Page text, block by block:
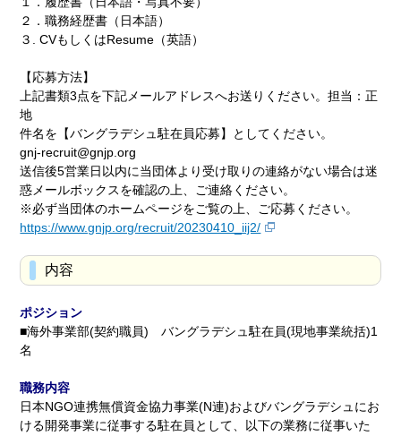
２．職務経歴書（日本語）
３. CVもしくはResume（英語）
【応募方法】
上記書類3点を下記メールアドレスへお送りください。担当：正
地
件名を【バングラデシュ駐在員応募】としてください。
gnj-recruit@gnjp.org
送信後5営業日以内に当団体より受け取りの連絡がない場合は迷
惑メールボックスを確認の上、ご連絡ください。
※必ず当団体のホームページをご覧の上、ご応募ください。
https://www.gnjp.org/recruit/20230410_iij2/
内容
ポジション
■海外事業部(契約職員) バングラデシュ駐在員(現地事業統括)1
名
職務内容
日本NGO連携無償資金協力事業(N連)およびバングラデシュにお
ける開発事業に従事する駐在員として、以下の業務に従事いた